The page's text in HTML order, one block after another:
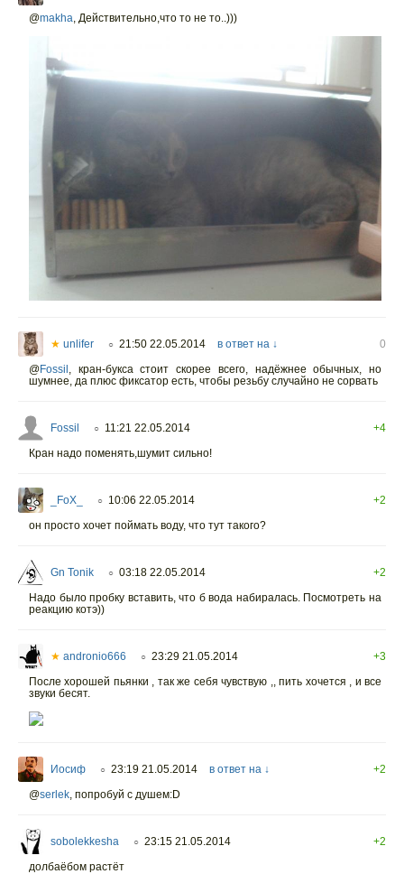
@makha Действительно,что то не то..)))
★ unlifer ○ 21:50 22.05.2014 в ответ на ↓
0
@Fossil , кран-букса стоит скорее всего, надёжнее обычных, но
шумнее, да плюс фиксатор есть, чтобы резьбу случайно не сорвать
Fossil ○ 11:21 22.05.2014
+4
Кран надо поменять,шумит сильно!
_FoX_ ○ 10:06 22.05.2014
+2
он просто хочет поймать воду, что тут такого?
Gn Tonik ○ 03:18 22.05.2014
+2
Надо было пробку вставить, что б вода набиралась. Посмотреть на
реакцию котэ))
★ andronio666 ○ 23:29 21.05.2014
+3
После хорошей пьянки , так же себя чувствую ,, пить хочется , и все
звуки бесят.
Иосиф ○ 23:19 21.05.2014 в ответ на ↓
+2
@serlek, попробуй с душем:D
sobolekkesha ○ 23:15 21.05.2014
+2
долбаёбом растёт